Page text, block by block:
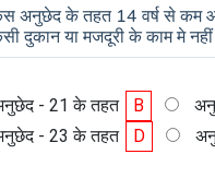
अनुछेद के तहत 14 वर्ष से कम
दुकान या मजदूरी के काम मे
- 21 के तहत B
- 23 के तहत D